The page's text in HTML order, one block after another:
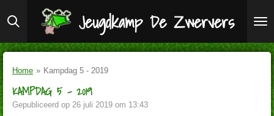
direct
de
Jeugdkamp De Zwervers
Home » Kampdag 5 - 2019
KAMPDAG 5 - 2019
Gepubliceerd op 26 juli 2019 om 13:43